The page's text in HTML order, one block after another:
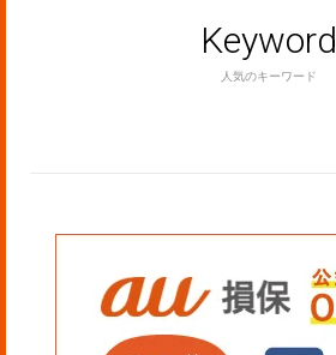
Keyword
人気のキーワード